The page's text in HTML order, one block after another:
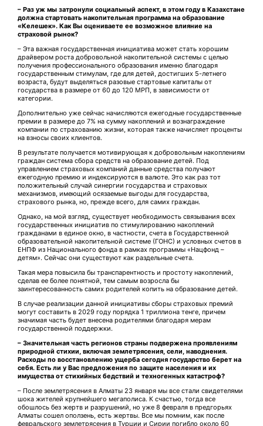
– Раз уж мы затронули со­циальный аспект, в этом году в Казахстане
должна стартовать накопительная программа на образование
«Келешек». Как Вы оцениваете ее возможное влияние на
страховой рынок?
– Эта важная государственная инициатива может стать хорошим
драйвером роста добровольной накопительной системы с целью
получения профессионального образования именно благодаря
государственным стимулам, где для детей, достигших 5-летнего
возраста, будут выделяться разовые стартовые капиталы от
государства в размере от 60 до 120 МРП, в зависимости от
категории.
Дополнительно уже сейчас начисляются ежегодные государственные
премии в размере до 7% на сумму накоплений и вознаграждение
компании по страхованию жизни, которая также начисляет проценты
на взносы своих клиентов.
В результате получается мотивирующая к добровольным накоплениям
граждан система сбора средств на образование детей. Под
управлением страховых компаний данные средства получают
ежегодную премию и индексируются в валюте. Это как раз тот
положительный случай синергии государства и страховых
механизмов, имеющий осязаемые выгоды для государства,
страхового рынка, но, прежде всего, для самих граждан.
Однако, на мой взгляд, существует необходимость связывания всех
государственных инициатив по стимулированию накоп­лений
гражданами в единое окно, в частности, счета в Государственной
образовательной накопительной системе (ГОНС) и условных счетов в
ЕНПФ из Национального фонда в рамках программы «Нацфонд –
детям». Сейчас они существуют как раздельные счета.
Такая мера повысила бы транс­парентность и простоту накоплений,
сделав ее более понятной, тем самым возросла бы
заинтересованность самих родителей копить на образование детей.
В случае реализации данной инициативы сборы страховых премий
могут составить в 2029 году порядка 1 триллиона тенге, причем
значимая часть будет внесена родителями благодаря мерам
государственной поддержки.
– Значительная часть регио­нов страны подвержена проявлениям
природной стихии, включая землетрясения, сели, наводнения.
Расходы по восстановлению ущерба сегодня государство берет на
себя. Есть ли у Вас предложения по защите населения и их
имущества от стихийных бедствий и техногенных катастроф?
– После землетрясения в Алматы 23 января мы все стали свидетелями
шока жителей крупнейшего мегаполиса. К счастью, тогда все
обошлось без жертв и разрушений, но уже 8 февраля в предгорьях
Алматы сошел оползень, есть жертвы. Все мы помним, как после
февральского землетрясения в Турции и Сирии погибло около 60